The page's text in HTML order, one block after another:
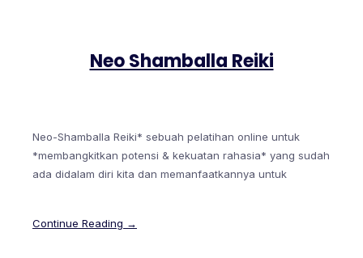
Neo Shamballa Reiki
Neo-Shamballa Reiki* sebuah pelatihan online untuk
*membangkitkan potensi & kekuatan rahasia* yang sudah
ada didalam diri kita dan memanfaatkannya untuk
Continue Reading →